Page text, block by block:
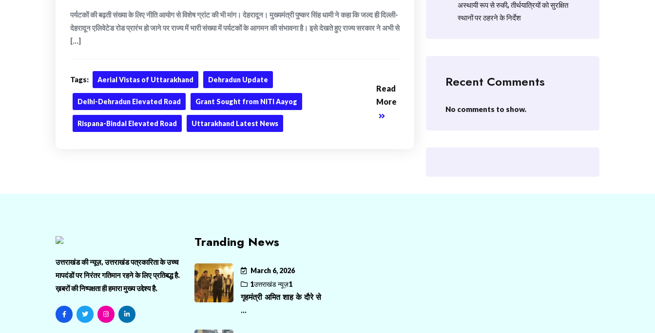
पर्यटकों की बढ़ती संख्या के लिए नीति आयोग से विशेष ग्रांट की भी मांग। देहरादून। मुख्यमंत्री पुष्कर सिंह धामी ने कहा कि जल्द ही दिल्ली-
देहरादून एलिवेटेड रोड प्रारंभ हो जाने पर राज्य में भारी संख्या में पर्यटकों के आगमन की संभावना है। इसे देखते हुए राज्य सरकार ने अभी से
[...]
Tags: Aerial Vistas of Uttarakhand Dehradun Update
Delhi-Dehradun Elevated Road Grant Sought from NITI Aayog
Rispana-Bindal Elevated Road Uttarakhand Latest News
Read
More
अस्थायी रूप से रुकी, तीर्थयात्रियों को सुरक्षित
स्थानों पर ठहरने के निर्देश
Recent Comments
No comments to show.
उत्तराखंड की न्यूज़, उत्तराखंड पत्रकारिता के उच्च
मापदंडों पर निरंतर गतिमान रहने के लिए प्रतिबद्ध है.
ख़बरों की निष्पक्षता ही हमारा मुख्य उद्देश्य है.
Tranding News
March 6, 2026
1उत्तराखंड न्यूज़1
गृहमंत्री अमित शाह के दौरे से
...